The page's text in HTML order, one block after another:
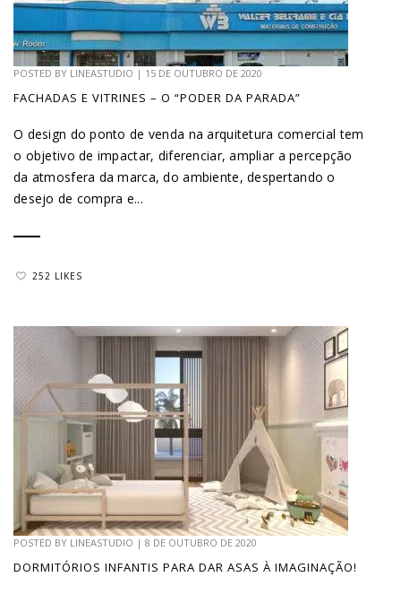
POSTED BY LINEASTUDIO | 15 DE OUTUBRO DE 2020
FACHADAS E VITRINES – O “PODER DA PARADA”
O design do ponto de venda na arquitetura comercial tem
o objetivo de impactar, diferenciar, ampliar a percepção
da atmosfera da marca, do ambiente, despertando o
desejo de compra e...
252 LIKES
POSTED BY LINEASTUDIO | 8 DE OUTUBRO DE 2020
DORMITÓRIOS INFANTIS PARA DAR ASAS À IMAGINAÇÃO!